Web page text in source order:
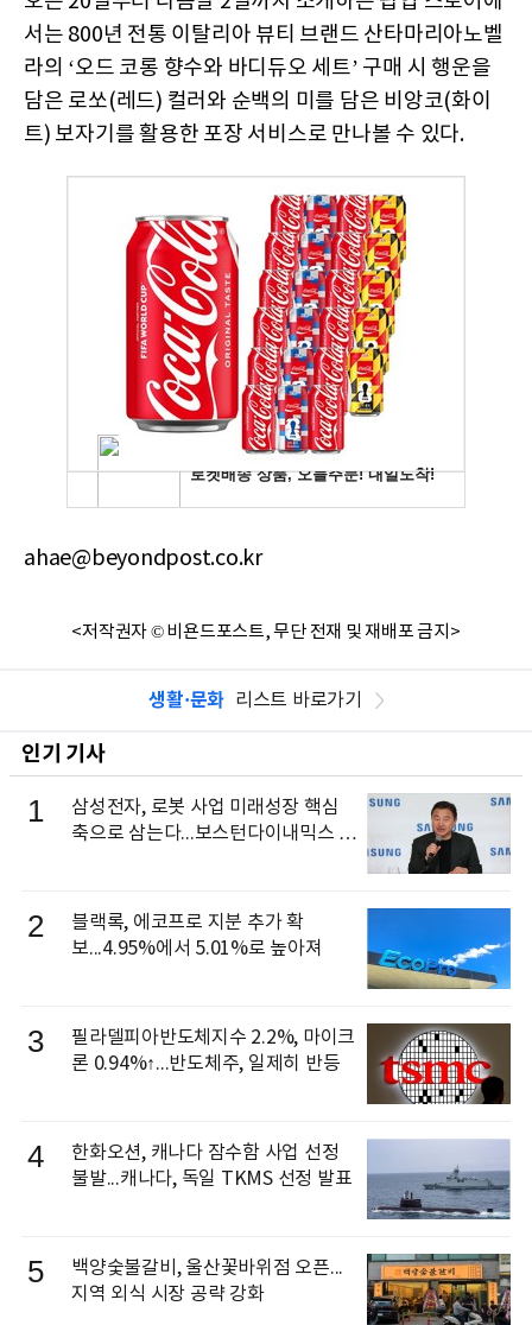
서는 800년 전통 이탈리아 뷰티 브랜드 산타마리아노벨
라의 ‘오드 코롱 향수와 바디듀오 세트’ 구매 시 행운을
담은 로쏘(레드) 컬러와 순백의 미를 담은 비앙코(화이
트) 보자기를 활용한 포장 서비스로 만나볼 수 있다.
ahae@beyondpost.co.kr
<저작권자 © 비욘드포스트, 무단 전재 및 재배포 금지>
생활·문화 리스트 바로가기
인기 기사
1
삼성전자, 로봇 사업 미래성장 핵심
축으로 삼는다...보스턴다이내믹스 출
2
블랙록, 에코프로 지분 추가 확
보...4.95%에서 5.01%로 높아져
3
필라델피아반도체지수 2.2%, 마이크
론 0.94%↑...반도체주, 일제히 반등
4
한화오션, 캐나다 잠수함 사업 선정
불발...캐나다, 독일 TKMS 선정 발표
5
백양숯불갈비, 울산꽃바위점 오픈...
지역 외식 시장 공략 강화